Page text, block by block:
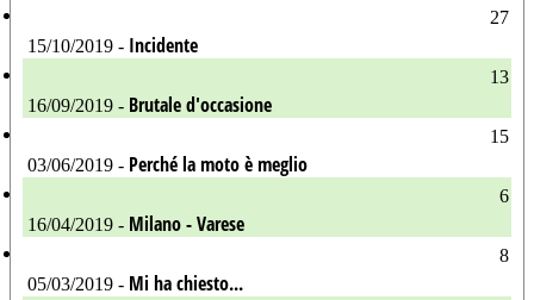
27
15/10/2019 - Incidente
13
16/09/2019 - Brutale d'occasione
15
03/06/2019 - Perché la moto è meglio
6
16/04/2019 - Milano - Varese
8
05/03/2019 - Mi ha chiesto...